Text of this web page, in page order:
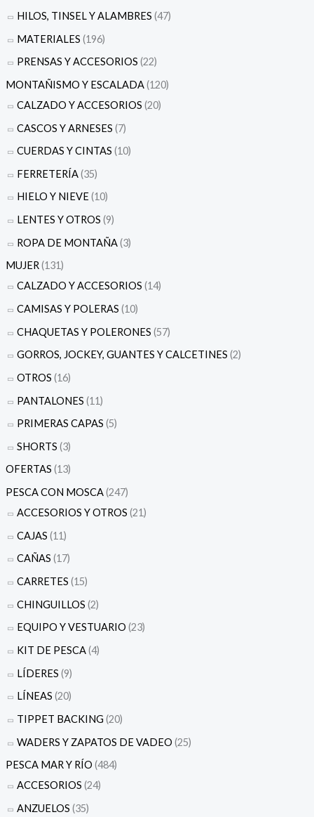
HILOS, TINSEL Y ALAMBRES (47)
MATERIALES (196)
PRENSAS Y ACCESORIOS (22)
MONTAÑISMO Y ESCALADA(120)
CALZADO Y ACCESORIOS (20)
CASCOS Y ARNESES (7)
CUERDAS Y CINTAS (10)
FERRETERÍA(35)
HIELO Y NIEVE(10)
LENTES Y OTROS (9)
ROPA DE MONTAÑA(3)
MUJER(131)
CALZADO Y ACCESORIOS (14)
CAMISAS Y POLERAS (10)
CHAQUETAS Y POLERONES (57)
GORROS, JOCKEY, GUANTES Y CALCETINES (2)
OTROS (16)
PANTALONES (11)
PRIMERAS CAPAS (5)
SHORTS (3)
OFERTAS (13)
PESCA CON MOSCA(247)
ACCESORIOS Y OTROS (21)
CAJAS (11)
CAÑAS (17)
CARRETES (15)
CHINGUILLOS (2)
EQUIPO Y VESTUARIO (23)
KIT DE PESCA(4)
LÍDERES (9)
LÍNEAS (20)
TIPPET BACKING (20)
WADERS Y ZAPATOS DE VADEO (25)
PESCA MAR Y RÍO (484)
ACCESORIOS (24)
ANZUELOS (35)